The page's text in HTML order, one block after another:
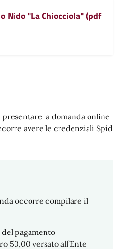
Nido "La Chiocciola" (pdf
la domanda online
avere le credenziali Spid
occorre compilare il
pagamento
50,00 versato all’Ente